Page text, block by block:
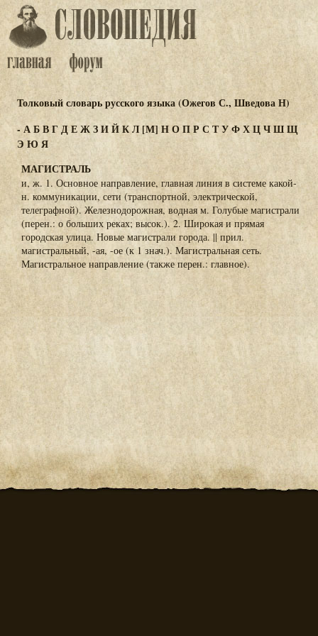
Толковый словарь русского языка (Ожегов С., Шведова Н)
-АБВГДЕЖЗИЙКЛ[М] НОПР С ТУФХЦЧШЩ
Э Ю Я
МАГИСТРАЛЬ
и, ж. 1. Основное направление, главная линия в системе какой-
н. коммуникации, сети (транспортной, электрической,
телеграфной). Железнодорожная, водная м. Голубые магистрали
(перен.: о больших реках; высок.). 2. Широкая и прямая
городская улица. Новые магистрали города. || прил.
магистральный, -ая, -ое (к 1 знач.). Магистральная сеть.
Магистральное направление (также перен.: главное).